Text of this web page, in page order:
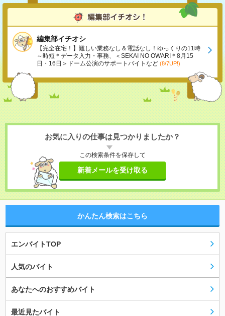
編集部イチオシ
【完全在宅！】難しい業務なし＆電話なし！ゆっくりの11時
～時短＊データ入力・事務、＜SEKAI NO OWARI＊8月15
日・16日＞ドーム公演のサポートバイトなど (8/7UP!)
お気に入りの仕事は見つかりましたか？
この検索条件を保存して
新着メールを受け取る
かんたん検索はこちら
エンバイトTOP
人気のバイト
あなたへのおすすめバイト
最近見たバイト